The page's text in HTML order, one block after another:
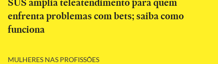
enfrenta problemas com bets; saiba como
funciona
MULHERES NAS PROFISSÕES